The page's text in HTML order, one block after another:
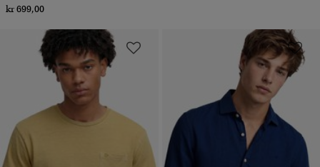
kr 699,00